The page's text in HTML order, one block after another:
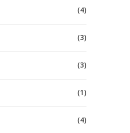
(4)
(3)
(3)
(1)
(4)